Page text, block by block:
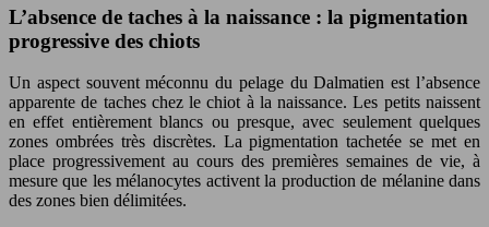
L’absence de taches à la naissance : la pigmentation
progressive des chiots
Un aspect souvent méconnu du pelage du Dalmatien est l’absence
apparente de taches chez le chiot à la naissance. Les petits naissent
en effet entièrement blancs ou presque, avec seulement quelques
zones ombrées très discrètes. La pigmentation tachetée se met en
place progressivement au cours des premières semaines de vie, à
mesure que les mélanocytes activent la production de mélanine dans
des zones bien délimitées.